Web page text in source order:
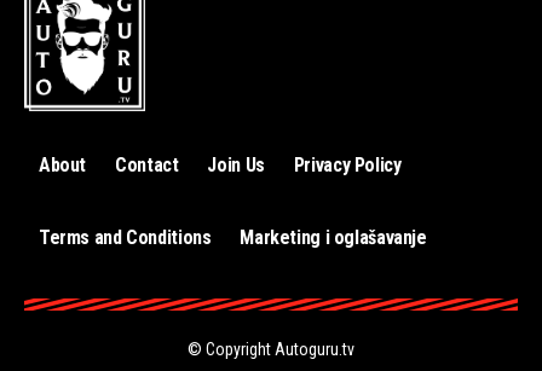
About Contact Join Us Privacy Policy
Terms and Conditions Marketing i oglašavanje
© Copyright Autoguru.tv